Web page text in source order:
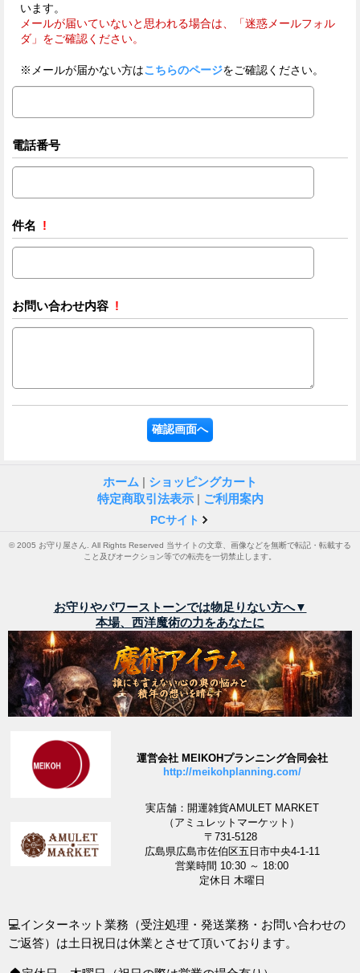
います。
メールが届いていないと思われる場合は、「迷惑メールフォル
ダ」をご確認ください。
※メールが届かない方はこちらのページをご確認ください。
電話番号
件名 !
お問い合わせ内容 !
ホーム | ショッピングカート
特定商取引法表示 | ご利用案内
PCサイト
© 2005 お守り屋さん. All Rights Reserved 当サイトの文章、画像などを無断で転記・転載する
こと及びオークション等での転売を一切禁止します。
お守りやパワーストーンでは物足りない方へ▼
本場、西洋魔術の力をあなたに
運営会社 MEIKOHプランニング合同会社
http://meikohplanning.com/
実店舗：開運雑貨AMULET MARKET
（アミュレットマーケット）
〒731-5128
広島県広島市佐伯区五日市中央4-1-11
営業時間 10:30 ～ 18:00
定休日 木曜日
💻インターネット業務（受注処理・発送業務・お問い合わせの
ご返答）は土日祝日は休業とさせて頂いております。